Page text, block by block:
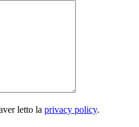
letto la privacy policy.